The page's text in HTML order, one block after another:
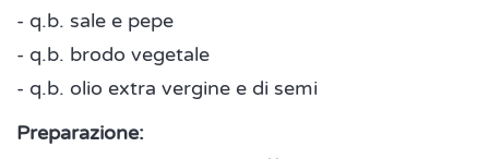
- q.b. sale e pepe
- q.b. brodo vegetale
- q.b. olio extra vergine e di semi
Preparazione: